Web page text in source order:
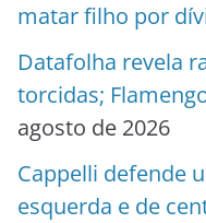
matar filho por
Datafolha revela
torcidas;
agosto de 2026
Cappelli defende
esquerda e de